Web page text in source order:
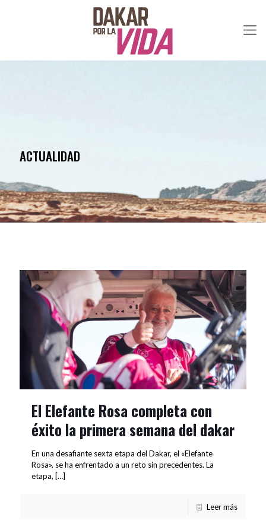
ACTUALIDAD
El Elefante Rosa completa con
éxito la primera semana del dakar
En una desafiante sexta etapa del Dakar, el «Elefante
Rosa», se ha enfrentado a un reto sin precedentes. La
etapa, […]
Leer más